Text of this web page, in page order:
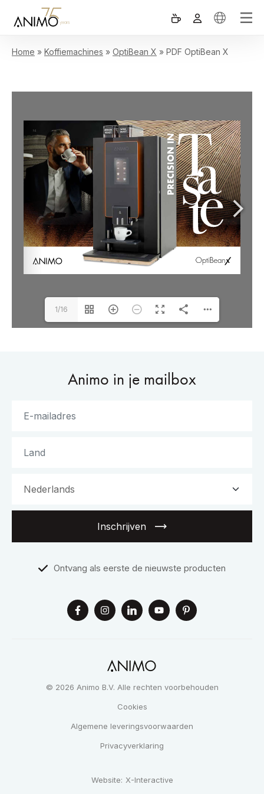
Home » Koffiemachines » OptiBean X » PDF OptiBean X
1/16
Animo in je mailbox
Inschrijven
Ontvang als eerste de nieuwste producten
© 2026 Animo B.V. Alle rechten voorbehouden
Cookies
Algemene leveringsvoorwaarden
Privacyverklaring
Website: X-Interactive